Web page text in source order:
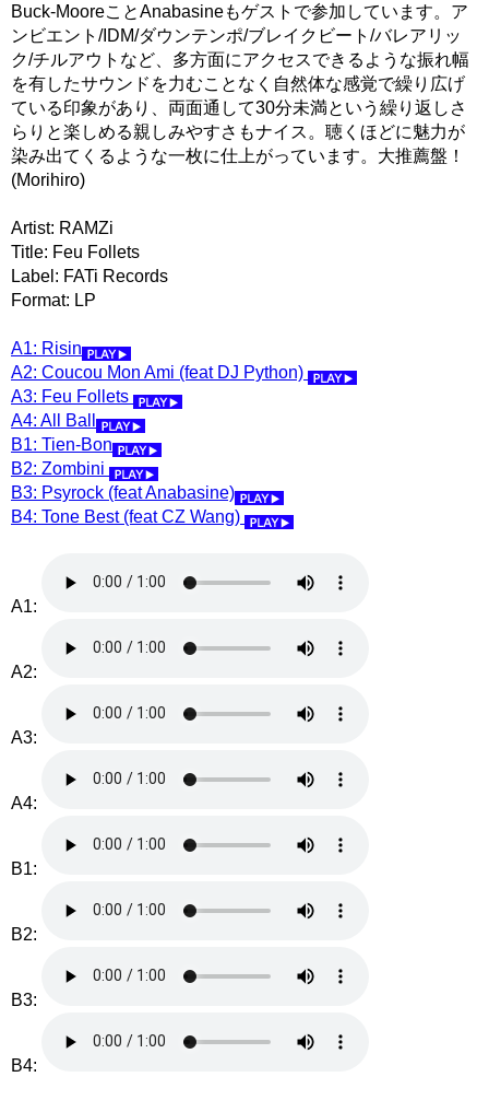
Buck-MooreことAnabasineもゲストで参加しています。ア
ンビエント/IDM/ダウンテンポ/ブレイクビート/バレアリッ
ク/チルアウトなど、多方面にアクセスできるような振れ幅
を有したサウンドを力むことなく自然体な感覚で繰り広げ
ている印象があり、両面通して30分未満という繰り返しさ
らりと楽しめる親しみやすさもナイス。聴くほどに魅力が
染み出てくるような一枚に仕上がっています。大推薦盤！
(Morihiro)
Artist: RAMZi
Title: Feu Follets
Label: FATi Records
Format: LP
A1: Risin
A2: Coucou Mon Ami (feat DJ Python)
A3: Feu Follets
A4: All Ball
B1: Tien-Bon
B2: Zombini
B3: Psyrock (feat Anabasine)
B4: Tone Best (feat CZ Wang)
A1:
A2:
A3:
A4:
B1:
B2:
B3:
B4: